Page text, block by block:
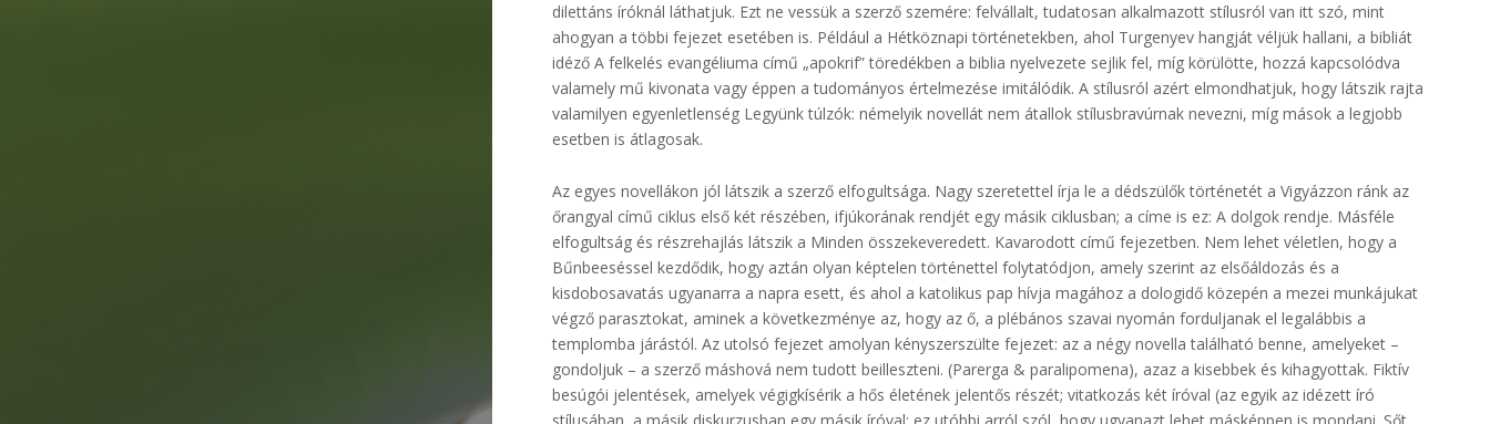
dilettáns íróknál láthatjuk. Ezt ne vessük a szerző szemére: felvállalt, tudatosan alkalmazott stílusról van itt szó, mint
ahogyan a többi fejezet esetében is. Például a Hétköznapi történetekben, ahol Turgenyev hangját véljük hallani, a bibliát
idéző A felkelés evangéliuma című „apokrif” töredékben a biblia nyelvezete sejlik fel, míg körülötte, hozzá kapcsolódva
valamely mű kivonata vagy éppen a tudományos értelmezése imitálódik. A stílusról azért elmondhatjuk, hogy látszik rajta
valamilyen egyenletlenség Legyünk túlzók: némelyik novellát nem átallok stílusbravúrnak nevezni, míg mások a legjobb
esetben is átlagosak.
Az egyes novellákon jól látszik a szerző elfogultsága. Nagy szeretettel írja le a dédszülők történetét a Vigyázzon ránk az
őrangyal című ciklus első két részében, ifjúkorának rendjét egy másik ciklusban; a címe is ez: A dolgok rendje. Másféle
elfogultság és részrehajlás látszik a Minden összekeveredett. Kavarodott című fejezetben. Nem lehet véletlen, hogy a
Bűnbeeséssel kezdődik, hogy aztán olyan képtelen történettel folytatódjon, amely szerint az elsőáldozás és a
kisdobosavatás ugyanarra a napra esett, és ahol a katolikus pap hívja magához a dologidő közepén a mezei munkájukat
végző parasztokat, aminek a következménye az, hogy az ő, a plébános szavai nyomán forduljanak el legalábbis a
templomba járástól. Az utolsó fejezet amolyan kényszerszülte fejezet: az a négy novella található benne, amelyeket –
gondoljuk – a szerző máshová nem tudott beilleszteni. (Parerga & paralipomena), azaz a kisebbek és kihagyottak. Fiktív
besúgói jelentések, amelyek végigkísérik a hős életének jelentős részét; vitatkozás két íróval (az egyik az idézett író